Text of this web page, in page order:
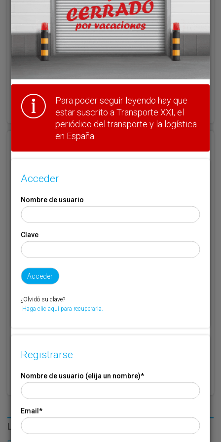
¿Olvidó su clave?
Haga clic aquí para recuperarla.
Registrarse
Email*
Código de suscriptor(1) (2)
Si no recuerda o no tiene a mano su código de suscriptor llame al
teléfono 944 400 000 y se lo recordaremos.
* Campo obligatorio
LO MÁS LEÍDO
Para poder seguir leyendo hay que
estar suscrito a Transporte XXI, el
periódico del transporte y la logística
en España.
Acceder
Nombre de usuario
Clave
¿Olvidó su clave?
Haga clic aquí para recuperarla.
Registrarse
Nombre de usuario (elija un nombre)*
Email*